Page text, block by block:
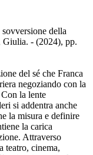
della
Giulia. - (2024), pp.
del sé che Franca
negoziando con la
la lente
si addentra anche
la misura e definire
la carica
Attraverso
teatro, cinema,